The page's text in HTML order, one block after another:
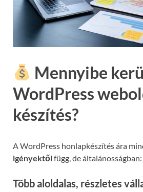
Mennyibe
WordPress
készítés?
A WordPress honlapkészítés ára
igényektőlfügg, de általánosságban:
Több aloldalas, részletes